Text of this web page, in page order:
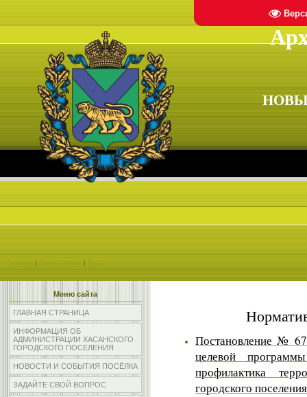
| | Вход
Меню сайта
ГЛАВНАЯ СТРАНИЦА
ИНФОРМАЦИЯ ОБ
АДМИНИСТРАЦИИ ХАСАНСКОГО
ГОРОДСКОГО ПОСЕЛЕНИЯ
НОВОСТИ И СОБЫТИЯ ПОСЁЛКА
ЗАДАЙТЕ СВОЙ ВОПРОС
Постановление №
целевой
профилактика
городского